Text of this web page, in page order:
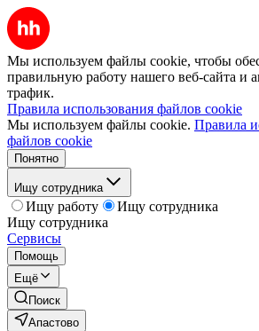
Мы используем файлы cookie, чтобы
правильную работу нашего веб-сайта и
трафик.
Правила использования файлов cookie
Мы используем файлы cookie. Правила
файлов cookie
Понятно
Ищу сотрудника
Ищу работу
Ищу сотрудника
Ищу сотрудника
Сервисы
Помощь
Ещё
Поиск
Апастово